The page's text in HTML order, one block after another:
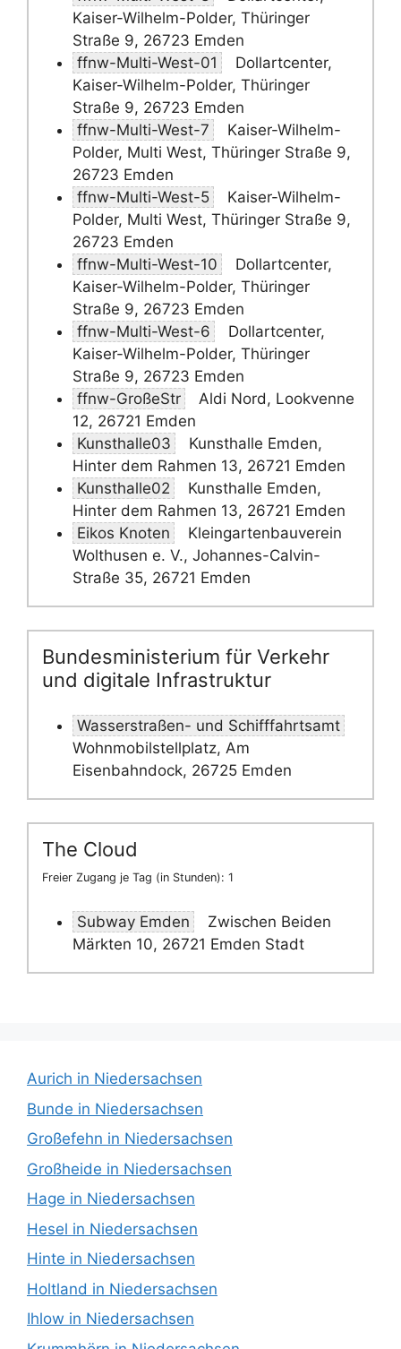
Kaiser-Wilhelm-Polder, Thüringer
Straße 9, 26723 Emden
ffnw-Multi-West-01
Dollartcenter,
Kaiser-Wilhelm-Polder, Thüringer
Straße 9, 26723 Emden
ffnw-Multi-West-7
Kaiser-Wilhelm-
Polder, Multi West, Thüringer Straße 9,
26723 Emden
ffnw-Multi-West-5
Kaiser-Wilhelm-
Polder, Multi West, Thüringer Straße 9,
26723 Emden
ffnw-Multi-West-10
Dollartcenter,
Kaiser-Wilhelm-Polder, Thüringer
Straße 9, 26723 Emden
ffnw-Multi-West-6
Dollartcenter,
Kaiser-Wilhelm-Polder, Thüringer
Straße 9, 26723 Emden
ffnw-GroßeStr
Aldi Nord, Lookvenne
12, 26721 Emden
Kunsthalle03
Kunsthalle Emden,
Hinter dem Rahmen 13, 26721 Emden
Kunsthalle02
Kunsthalle Emden,
Hinter dem Rahmen 13, 26721 Emden
Eikos Knoten
Kleingartenbauverein
Wolthusen e. V., Johannes-Calvin-
Straße 35, 26721 Emden
Bundesministerium für Verkehr
und digitale Infrastruktur
Wasserstraßen- und Schifffahrtsamt
Wohnmobilstellplatz, Am
Eisenbahndock, 26725 Emden
The Cloud
Freier Zugang je Tag (in Stunden): 1
Subway Emden
Zwischen Beiden
Märkten 10, 26721 Emden Stadt
Aurich in Niedersachsen
Bunde in Niedersachsen
Großefehn in Niedersachsen
Großheide in Niedersachsen
Hage in Niedersachsen
Hesel in Niedersachsen
Hinte in Niedersachsen
Holtland in Niedersachsen
Ihlow in Niedersachsen